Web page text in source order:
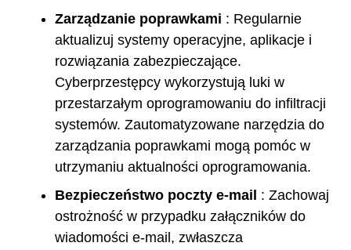
Zarządzanie poprawkami : Regularnie
aktualizuj systemy operacyjne, aplikacje i
rozwiązania zabezpieczające.
Cyberprzestępcy wykorzystują luki w
przestarzałym oprogramowaniu do infiltracji
systemów. Zautomatyzowane narzędzia do
zarządzania poprawkami mogą pomóc w
utrzymaniu aktualności oprogramowania.
Bezpieczeństwo poczty e-mail : Zachowaj
ostrożność w przypadku załączników do
wiadomości e-mail, zwłaszcza